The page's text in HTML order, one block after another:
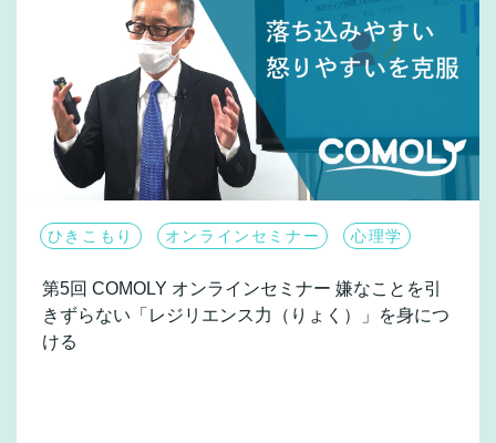
ひきこもり オンラインセミナー 心理学
第5回 COMOLY オンラインセミナー 嫌なことを引
きずらない「レジリエンス力（りょく）」を身につ
ける